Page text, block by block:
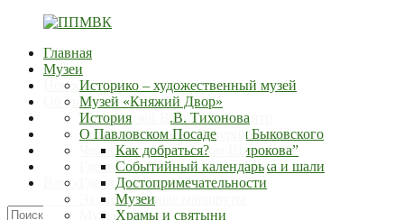
Перейти
содержимому
ППМВК
г.Павловский-
Посад
Главная
Музеи
Историко – художественный музей
Музей «Княжий Двор»
Дом – музей В.В. Тихонова
Музей космонавта Валерия Быковского
Выставочный зал “Дом Широкова”
Музей истории русского платка и шали
Новости
Об учреждении
История
Сотрудники
Наши награды
Туристский информационный центр
О Павловском Посаде
Как добраться?
Чем заняться?
Событийный календарь
Достопримечательности
Музеи
Храмы и святыни
Где поесть?
Где остановиться?
Экскурсионные маршруты
Мультимедиа
Документы
Контакты
Услуги
Вопросы
Искать: